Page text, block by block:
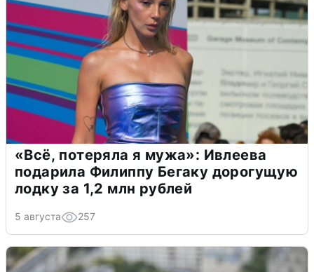
«Всё, потеряла я мужа»: Ивлеева
подарила Филиппу Бегаку дорогущую
лодку за 1,2 млн рублей
5 августа 257